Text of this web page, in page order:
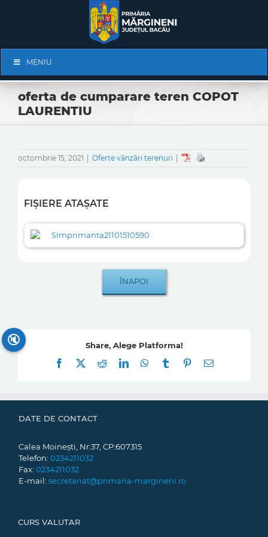
Navigation
MENIU
oferta de cumparare teren COPOT
LAURENTIU
octombrie 15, 2021 Oferte vânzări terenuri
FIȘIERE ATAȘATE
SImprimanta21101510590
Share, Alege Platforma!
Facebook
RedditLinkedInWhatsApp
Tumblr Pinterest
E-
DATE DE CONTACT
Calea Moinești, Nr:37, CP:607315
Telefon: 0234211032
Fax: 0234211032
E-mail: secretariat@primaria-margineni.ro
CURS VALUTAR
🔇